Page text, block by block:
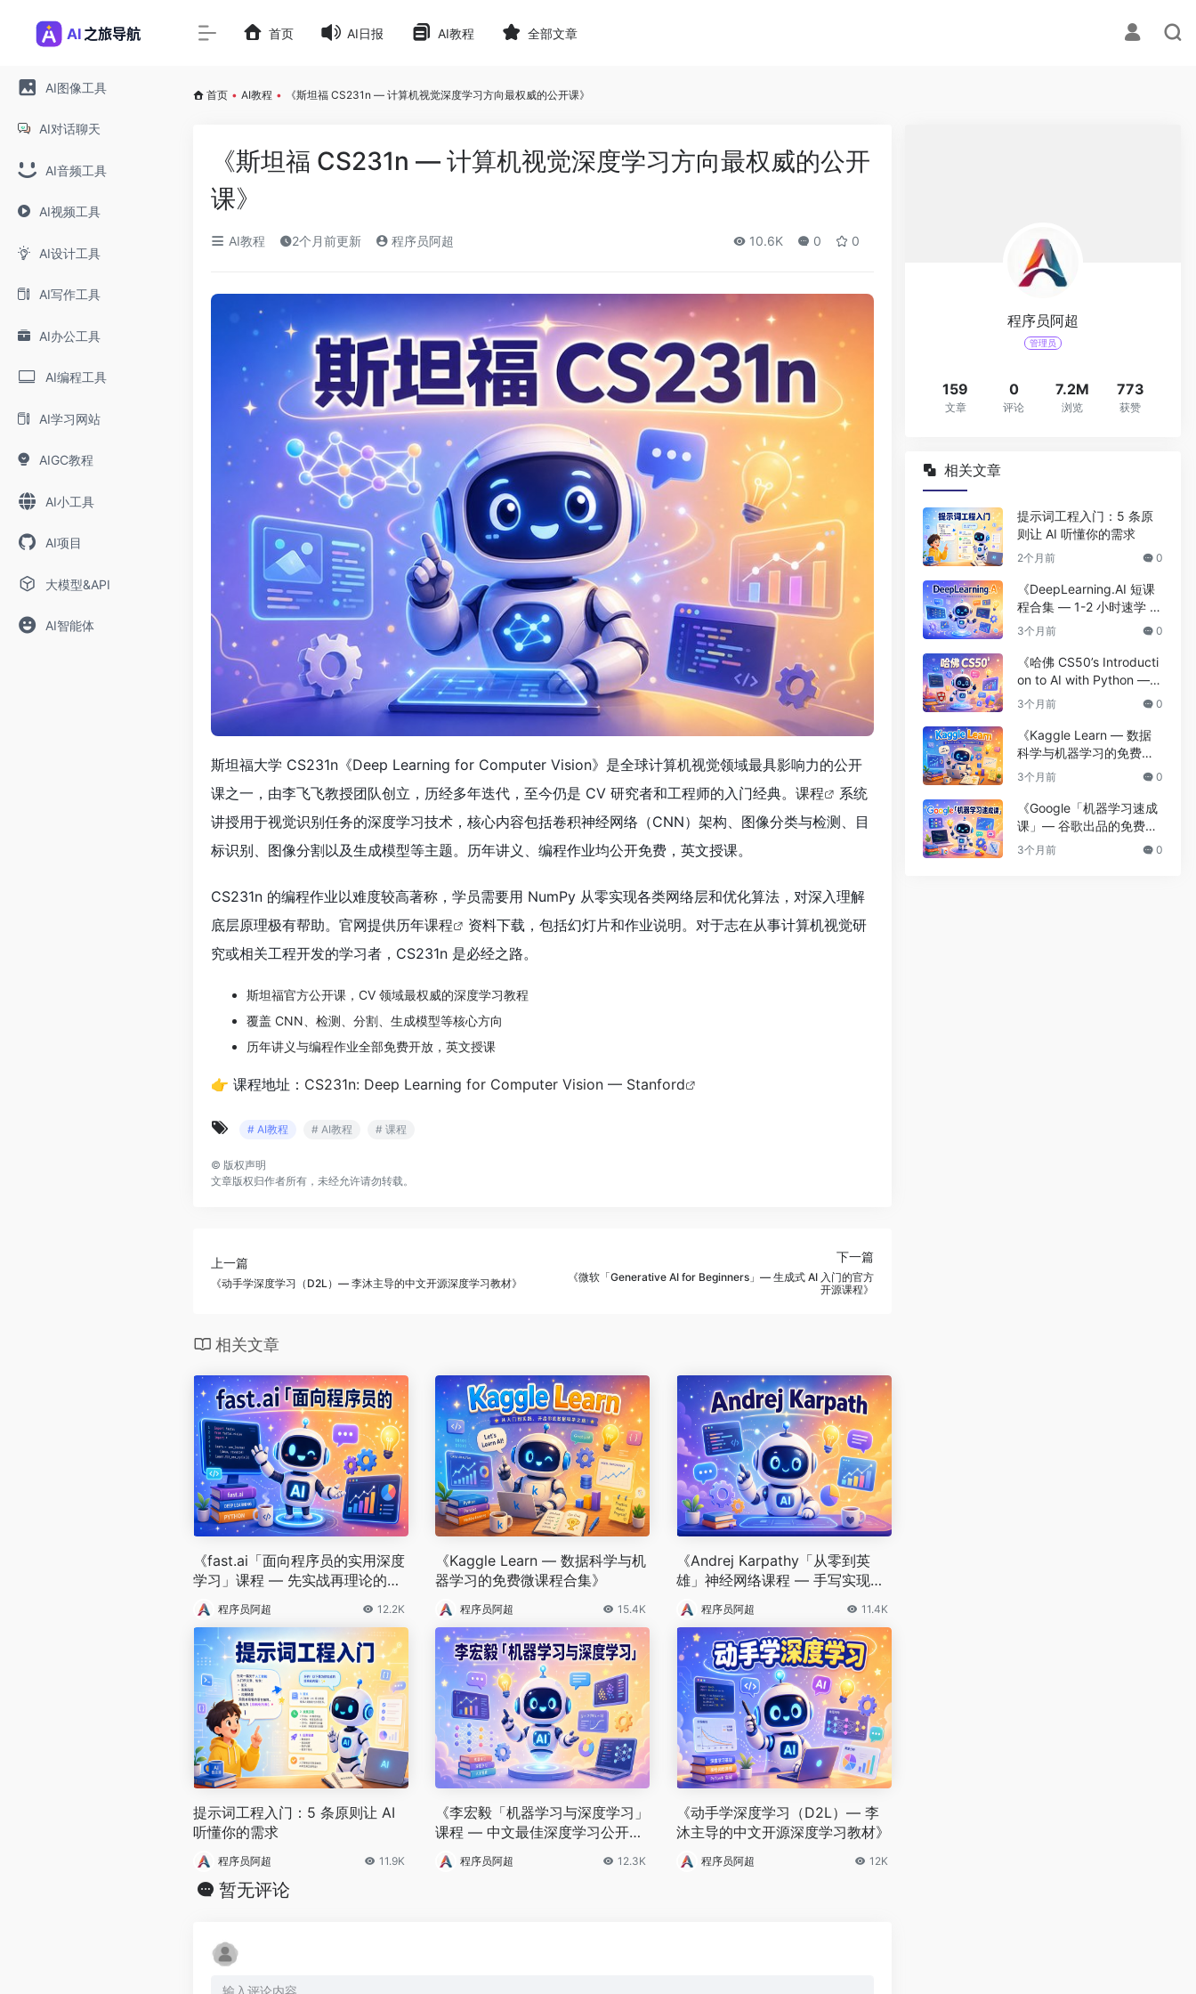
AI图像工具
AI对话聊天
AI音频工具
AI视频工具
AI设计工具
AI写作工具
AI办公工具
AI编程工具
AI学习网站
AIGC教程
AI小工具
AI项目
大模型&API
AI智能体
首页 AI日报 AI教程 全部文章
首页 • AI教程 • 《斯坦福 CS231n — 计算机视觉深度学习方向最权威的公开课》
《斯坦福 CS231n — 计算机视觉深度学习方向最权威的公开
课》
AI教程 2个月前更新 程序员阿超 10.6K 0 0
斯坦福大学 CS231n《Deep Learning for Computer Vision》是全球计算机视觉领域最具影响力的公开
课之一，由李飞飞教授团队创立，历经多年迭代，至今仍是 CV 研究者和工程师的入门经典。 课程
系统
讲授用于视觉识别任务的深度学习技术，核心内容包括卷积神经网络（CNN）架构、图像分类与检测、目
标识别、图像分割以及生成模型等主题。历年讲义、编程作业均公开免费，英文授课。
CS231n 的编程作业以难度较高著称，学员需要用 NumPy 从零实现各类网络层和优化算法，对深入理解
底层原理极有帮助。官网提供历年课程
资料下载，包括幻灯片和作业说明。对于志在从事计算机视觉研
究或相关工程开发的学习者，CS231n 是必经之路。
斯坦福官方公开课，CV 领域最权威的深度学习教程
覆盖 CNN、检测、分割、生成模型等核心方向
历年讲义与编程作业全部免费开放，英文授课
👉 课程地址： CS231n: Deep Learning for Computer Vision — Stanford
# AI教程 # AI教程 # 课程
© 版权声明
文章版权归作者所有，未经允许请勿转载。
上一篇
《动手学深度学习（D2L）— 李沐主导的中文开源深度学习教材》
下一篇
《微软「Generative AI for Beginners」— 生成式 AI 入门的官方
开源课程》
相关文章
《fast.ai「面向程序员的实用深度
学习」课程 — 先实战再理论的独
特路线》
程序员阿超 12.2K
《Kaggle Learn — 数据科学与机
器学习的免费微课程合集》
程序员阿超 15.4K
《Andrej Karpathy「从零到英
雄」神经网络课程 — 手写实现一
切的硬核教程》
程序员阿超 11.4K
提示词工程入门：5 条原则让 AI
听懂你的需求
程序员阿超 11.9K
《李宏毅「机器学习与深度学习」
课程 — 中文最佳深度学习公开
课》
程序员阿超 12.3K
《动手学深度学习（D2L）— 李
沐主导的中文开源深度学习教材》
程序员阿超 12K
暂无评论
程序员阿超
管理员
159
文章
0
评论
7.2M
浏览
773
获赞
相关文章
提示词工程入门：5 条原
则让 AI 听懂你的需求
2个月前 0
《DeepLearning.AI 短课
程合集 — 1-2 小时速学 AI
前沿技术》
3个月前 0
《哈佛 CS50’s Introducti
on to AI with Python —
哈佛出品的免费 AI 入门
3个月前 0
《Kaggle Learn — 数据
科学与机器学习的免费微
课程合集》
3个月前 0
《Google「机器学习速成
课」— 谷歌出品的免费机
器学习入门教程》
3个月前 0